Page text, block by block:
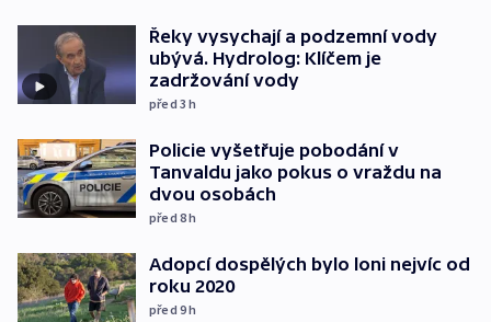
Řeky vysychají a podzemní vody
ubývá. Hydrolog: Klíčem je
zadržování vody
před 3h
Policie vyšetřuje pobodání v
Tanvaldu jako pokus o vraždu na
dvou osobách
před 8h
Adopcí dospělých bylo loni nejvíc od
roku 2020
před 9h